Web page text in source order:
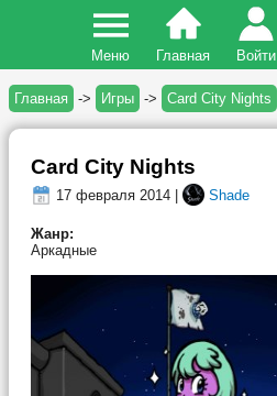
Меню Главная Войти
Главная -> Игры -> Card City Nights
Card City Nights
17 февраля 2014 | Shade
Жанр:
Аркадные